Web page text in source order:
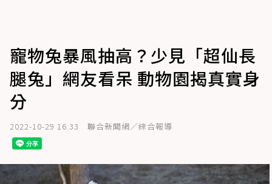
寵物兔暴風抽高？少見「超仙長
腿兔」網友看呆 動物園揭真實身
分
2022-10-29 16:33 聯合新聞網／綜合報導